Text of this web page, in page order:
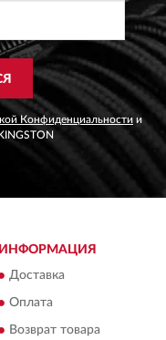
Конфиденциальности и
ИНФОРМАЦИЯ
Доставка
Оплата
Возврат товара